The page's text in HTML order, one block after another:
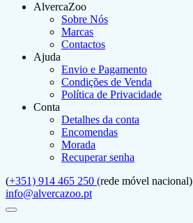
AlvercaZoo
Sobre Nós
Marcas
Contactos
Ajuda
Envio e Pagamento
Condições de Venda
Política de Privacidade
Conta
Detalhes da conta
Encomendas
Morada
Recuperar senha
(+351) 914 465 250 (rede móvel nacional)
info@alvercazoo.pt